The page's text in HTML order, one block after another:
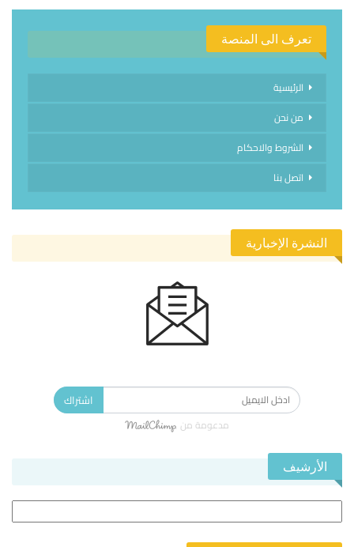
تعرف الى المنصة
الرئيسية
من نحن
الشروط والاحكام
اتصل بنا
النشرة الإخبارية
اشتراك
مدعومة من
الأرشيف